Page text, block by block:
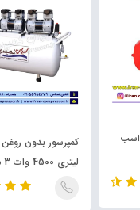
کمپرسور 50 لیتری 2.5 اسب
لیتری 4500 وات 3 موتوره